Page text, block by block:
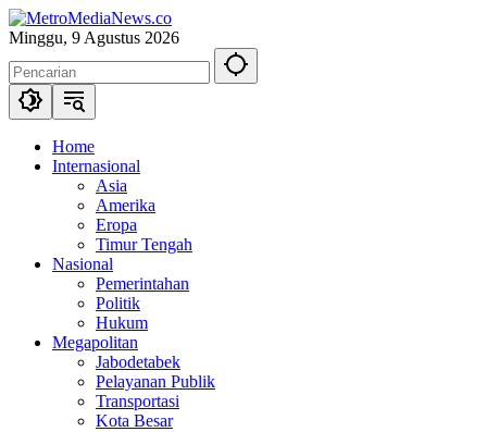
Langsung
ke
Minggu, 9 Agustus 2026
Home
Internasional
Asia
Amerika
Eropa
Timur Tengah
Nasional
Pemerintahan
Politik
Hukum
Megapolitan
Jabodetabek
Pelayanan Publik
Transportasi
Kota Besar